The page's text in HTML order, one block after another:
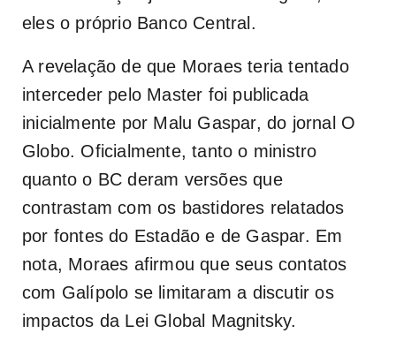
eles o próprio Banco Central.
A revelação de que Moraes teria tentado
interceder pelo Master foi publicada
inicialmente por Malu Gaspar, do jornal O
Globo. Oficialmente, tanto o ministro
quanto o BC deram versões que
contrastam com os bastidores relatados
por fontes do Estadão e de Gaspar. Em
nota, Moraes afirmou que seus contatos
com Galípolo se limitaram a discutir os
impactos da Lei Global Magnitsky.